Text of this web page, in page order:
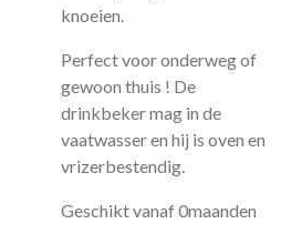
knoeien.
Perfect voor onderweg of
gewoon thuis ! De
drinkbeker mag in de
vaatwasser en hij is oven en
vrizerbestendig.
Geschikt vanaf 0maanden